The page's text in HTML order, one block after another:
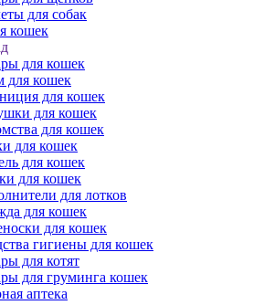
для собак
кошек
для кошек
для кошек
для кошек
для кошек
для кошек
для кошек
для кошек
для кошек
для лотков
для кошек
для кошек
гигиены для кошек
для котят
для груминга кошек
аптека